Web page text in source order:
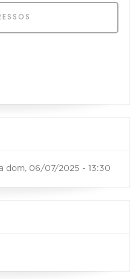
dom, 06/07/2025 - 13:30